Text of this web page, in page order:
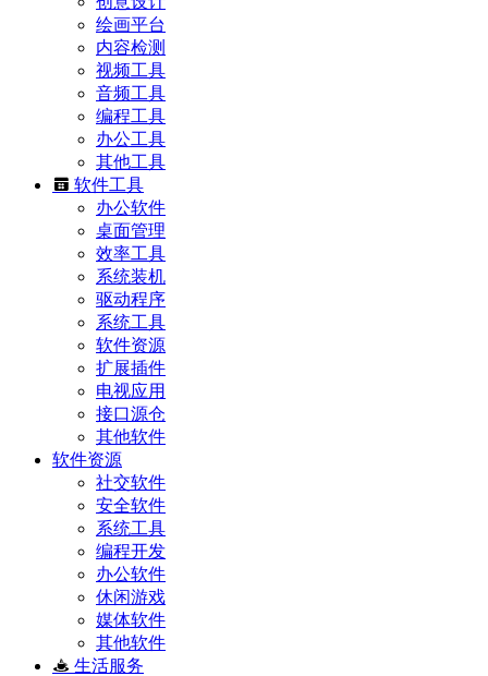
绘画平台
内容检测
视频工具
音频工具
编程工具
办公工具
其他工具
软件工具
办公软件
桌面管理
效率工具
系统装机
驱动程序
系统工具
软件资源
扩展插件
电视应用
接口源仓
其他软件
软件资源
社交软件
安全软件
系统工具
编程开发
办公软件
休闲游戏
媒体软件
其他软件
生活服务